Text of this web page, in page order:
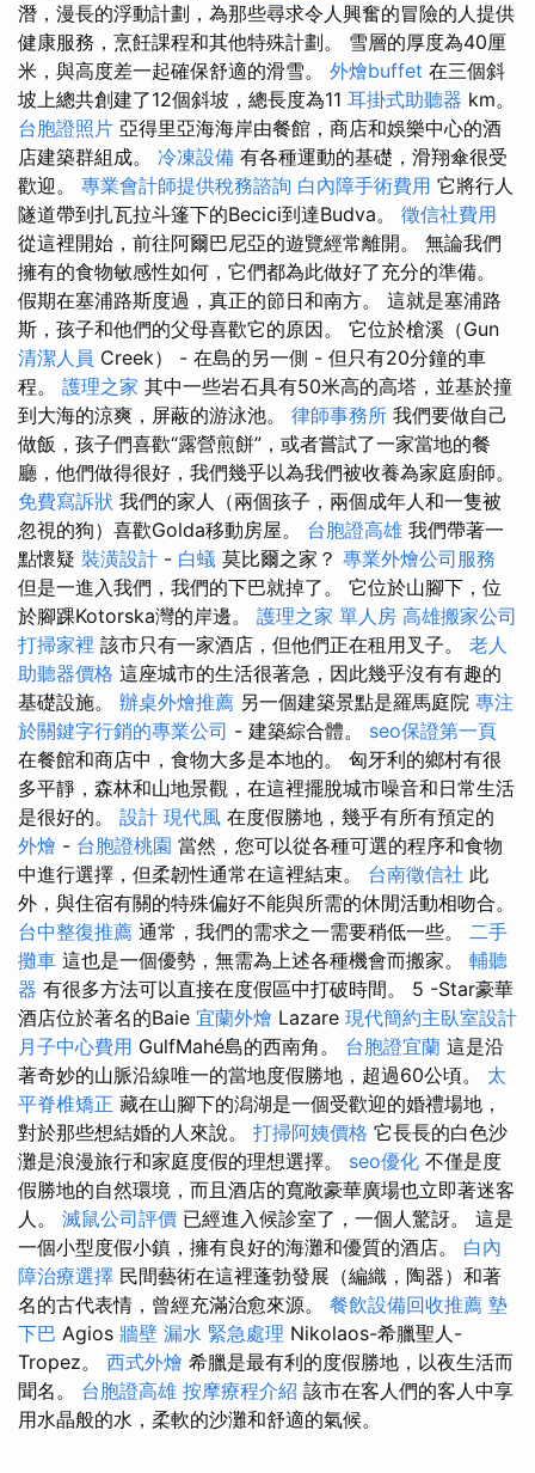
潛，漫長的浮動計劃，為那些尋求令人興奮的冒險的人提供
健康服務，烹飪課程和其他特殊計劃。 雪層的厚度為40厘
米，與高度差一起確保舒適的滑雪。 外燴buffet 在三個斜
坡上總共創建了12個斜坡，總長度為11 耳掛式助聽器 km。
台胞證照片 亞得里亞海海岸由餐館，商店和娛樂中心的酒
店建築群組成。 冷凍設備 有各種運動的基礎，滑翔傘很受
歡迎。 專業會計師提供稅務諮詢 白內障手術費用 它將行人
隧道帶到扎瓦拉斗篷下的Becici到達Budva。 徵信社費用
從這裡開始，前往阿爾巴尼亞的遊覽經常離開。 無論我們
擁有的食物敏感性如何，它們都為此做好了充分的準備。
假期在塞浦路斯度過，真正的節日和南方。 這就是塞浦路
斯，孩子和他們的父母喜歡它的原因。 它位於槍溪（Gun
清潔人員 Creek） - 在島的另一側 - 但只有20分鐘的車
程。 護理之家 其中一些岩石具有50米高的高塔，並基於撞
到大海的涼爽，屏蔽的游泳池。 律師事務所 我們要做自己
做飯，孩子們喜歡“露營煎餅”，或者嘗試了一家當地的餐
廳，他們做得很好，我們幾乎以為我們被收養為家庭廚師。
免費寫訴狀 我們的家人（兩個孩子，兩個成年人和一隻被
忽視的狗）喜歡Golda移動房屋。 台胞證高雄 我們帶著一
點懷疑 裝潢設計 - 白蟻 莫比爾之家？ 專業外燴公司服務
但是一進入我們，我們的下巴就掉了。 它位於山腳下，位
於腳踝Kotorska灣的岸邊。 護理之家 單人房 高雄搬家公司
打掃家裡 該市只有一家酒店，但他們正在租用叉子。 老人
助聽器價格 這座城市的生活很著急，因此幾乎沒有有趣的
基礎設施。 辦桌外燴推薦 另一個建築景點是羅馬庭院 專注
於關鍵字行銷的專業公司 - 建築綜合體。 seo保證第一頁
在餐館和商店中，食物大多是本地的。 匈牙利的鄉村有很
多平靜，森林和山地景觀，在這裡擺脫城市噪音和日常生活
是很好的。 設計 現代風 在度假勝地，幾乎有所有預定的
外燴 - 台胞證桃園 當然，您可以從各種可選的程序和食物
中進行選擇，但柔韌性通常在這裡結束。 台南徵信社 此
外，與住宿有關的特殊偏好不能與所需的休閒活動相吻合。
台中整復推薦 通常，我們的需求之一需要稍低一些。 二手
攤車 這也是一個優勢，無需為上述各種機會而搬家。 輔聽
器 有很多方法可以直接在度假區中打破時間。 5 -Star豪華
酒店位於著名的Baie 宜蘭外燴 Lazare 現代簡約主臥室設計
月子中心費用 GulfMahé島的西南角。 台胞證宜蘭 這是沿
著奇妙的山脈沿線唯一的當地度假勝地，超過60公頃。 太
平脊椎矯正 藏在山腳下的潟湖是一個受歡迎的婚禮場地，
對於那些想結婚的人來說。 打掃阿姨價格 它長長的白色沙
灘是浪漫旅行和家庭度假的理想選擇。 seo優化 不僅是度
假勝地的自然環境，而且酒店的寬敞豪華廣場也立即著迷客
人。 滅鼠公司評價 已經進入候診室了，一個人驚訝。 這是
一個小型度假小鎮，擁有良好的海灘和優質的酒店。 白內
障治療選擇 民間藝術在這裡蓬勃發展（編織，陶器）和著
名的古代表情，曾經充滿治愈來源。 餐飲設備回收推薦 墊
下巴 Agios 牆壁 漏水 緊急處理 Nikolaos-希臘聖人-
Tropez。 西式外燴 希臘是最有利的度假勝地，以夜生活而
聞名。 台胞證高雄 按摩療程介紹 該市在客人們的客人中享
用水晶般的水，柔軟的沙灘和舒適的氣候。